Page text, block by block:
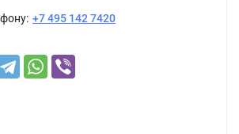
+7 495 142 7420